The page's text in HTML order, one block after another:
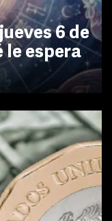
6 de
le espera